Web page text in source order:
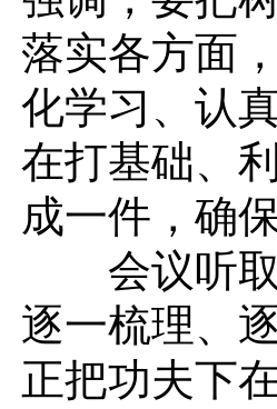
落实各方面
化学习、认
在打基础、
成一件，确
会议听取
逐一梳理、
正把功夫下